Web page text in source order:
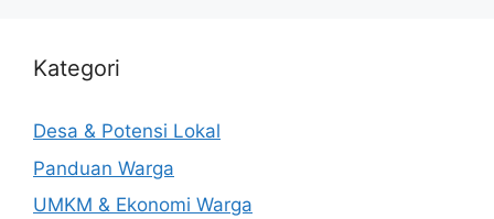
Kategori
Desa & Potensi Lokal
Panduan Warga
UMKM & Ekonomi Warga